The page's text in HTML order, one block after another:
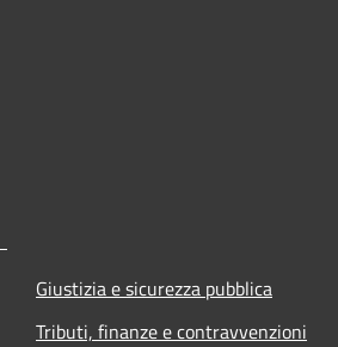
Giustizia e sicurezza pubblica
Tributi, finanze e contravvenzioni